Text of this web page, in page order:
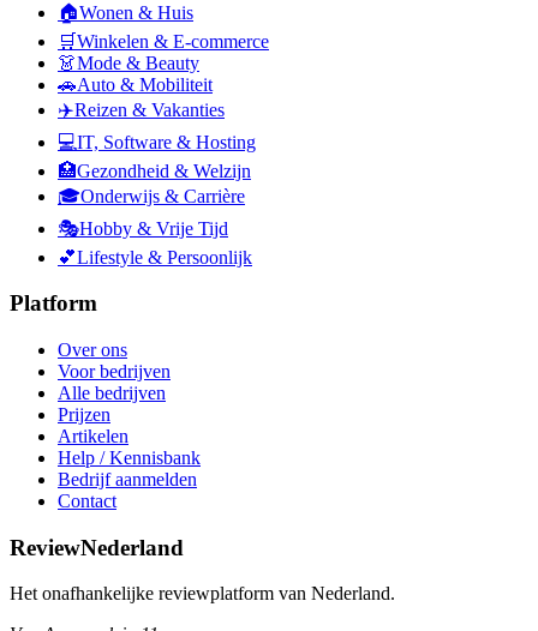
🏠Wonen & Huis
🛒Winkelen & E-commerce
👗Mode & Beauty
🚗Auto & Mobiliteit
✈️Reizen & Vakanties
💻IT, Software & Hosting
🏥Gezondheid & Welzijn
🎓Onderwijs & Carrière
🎭Hobby & Vrije Tijd
💕Lifestyle & Persoonlijk
Platform
Over ons
Voor bedrijven
Alle bedrijven
Prijzen
Artikelen
Help / Kennisbank
Bedrijf aanmelden
Contact
ReviewNederland
Het onafhankelijke reviewplatform van Nederland.